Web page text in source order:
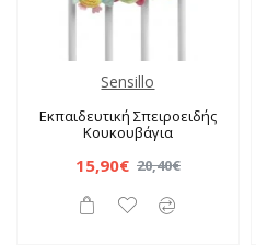
Sensillo
Εκπαιδευτική Σπειροειδής
Κουκουβάγια
15,90€ 20,40€